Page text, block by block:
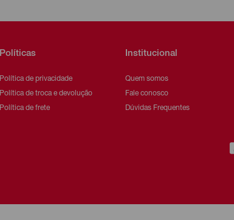
Políticas
Política de privacidade
Política de troca e devolução
Política de frete
Institucional
Quem somos
Fale conosco
Dúvidas Frequentes